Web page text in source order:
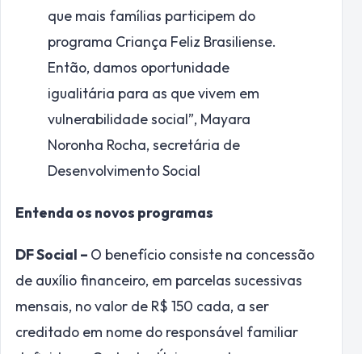
que mais famílias participem do
programa Criança Feliz Brasiliense.
Então, damos oportunidade
igualitária para as que vivem em
vulnerabilidade social”, Mayara
Noronha Rocha, secretária de
Desenvolvimento Social
Entenda os novos programas
DF Social – O benefício consiste na concessão
de auxílio financeiro, em parcelas sucessivas
mensais, no valor de R$ 150 cada, a ser
creditado em nome do responsável familiar